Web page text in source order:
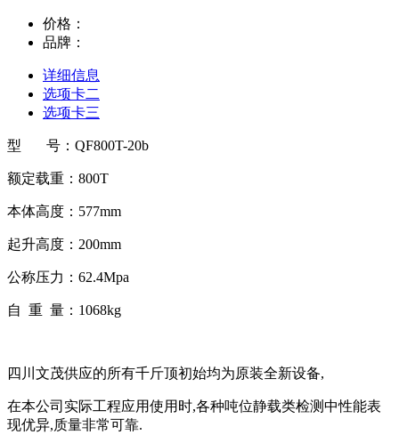
价格：
品牌：
详细信息
选项卡二
选项卡三
型 号：QF800T-20b
额定载重：800T
本体高度：577mm
起升高度：200mm
公称压力：62.4Mpa
自 重 量：1068kg
四川文茂供应的所有千斤顶初始均为原装全新设备,
在本公司实际工程应用使用时,各种吨位静载类检测中性能表
现优异,质量非常可靠.